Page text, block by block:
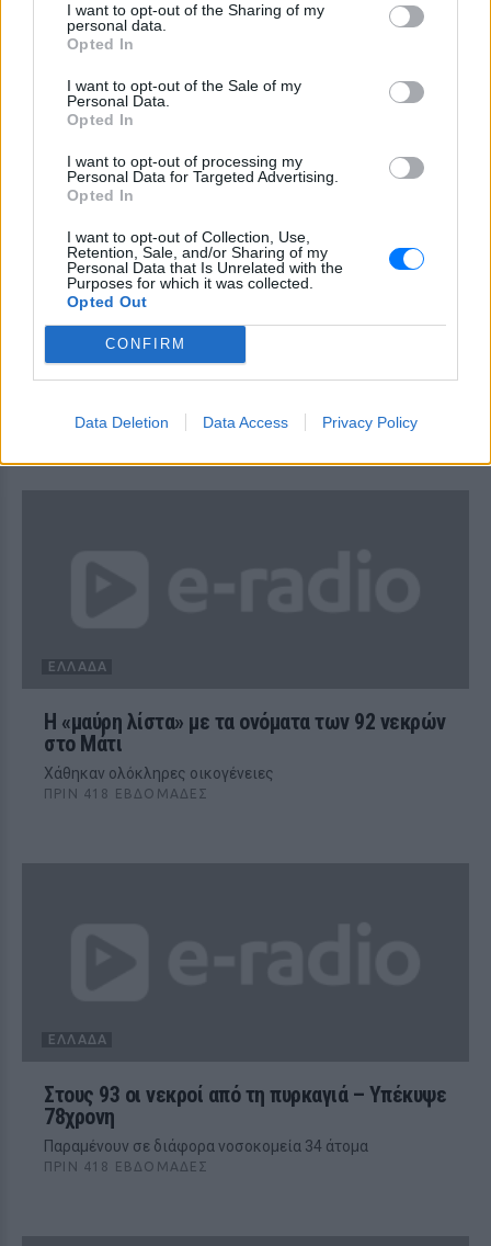
I want to opt-out of the Sharing of my
personal data.
Opted In
I want to opt-out of the Sale of my
Personal Data.
Opted In
I want to opt-out of processing my
Personal Data for Targeted Advertising.
Opted In
I want to opt-out of Collection, Use,
Retention, Sale, and/or Sharing of my
Personal Data that Is Unrelated with the
Purposes for which it was collected.
Opted Out
CONFIRM
Data Deletion Data Access Privacy Policy
Τότε σε μια ώρα βρέθηκε… ερπυστριοφόρο, πέταξαν
Καναντέρ, ελικόπτερα, ακόμη και τετρακόπτερο drone
ΠΡΙΝ 418 ΕΒΔΟΜΆΔΕΣ
ΕΛΛΆΔΑ
Τοξικός ο αέρας στο Μάτι
ΠΡΙΝ 418 ΕΒΔΟΜΆΔΕΣ
ΕΛΛΆΔΑ
Η «μαύρη λίστα» με τα ονόματα των 92 νεκρών
στο Μάτι
Χάθηκαν ολόκληρες οικογένειες
ΠΡΙΝ 418 ΕΒΔΟΜΆΔΕΣ
ΕΛΛΆΔΑ
Στους 93 οι νεκροί από τη πυρκαγιά – Υπέκυψε
78χρονη
Παραμένουν σε διάφορα νοσοκομεία 34 άτομα
ΠΡΙΝ 418 ΕΒΔΟΜΆΔΕΣ